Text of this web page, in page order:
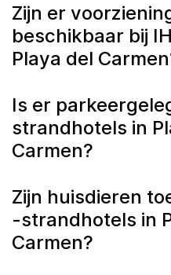
Zijn er
beschikbaar bij
Playa del
Is er
strandhotels in
Carmen?
Zijn huisdieren
-strandhotels in
Carmen?